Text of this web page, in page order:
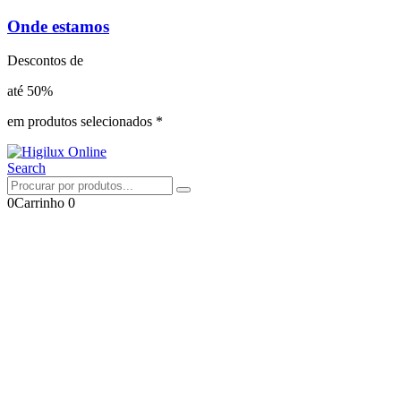
Onde estamos
Descontos de
até 50%
em produtos selecionados *
Search
0Carrinho 0